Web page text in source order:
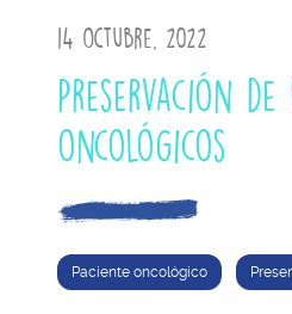
14 octubre, 2022
Preservación
oncológicos
Paciente oncológico